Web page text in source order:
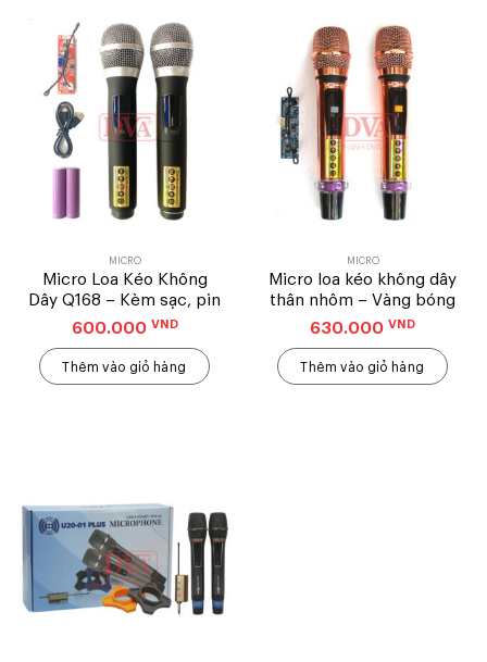
MICRO
Micro Loa Kéo Không
Dây Q168 – Kèm sạc, pin
600.000 VND
Thêm vào giỏ hàng
MICRO
Micro loa kéo không dây
thân nhôm – Vàng bóng
630.000 VND
Thêm vào giỏ hàng